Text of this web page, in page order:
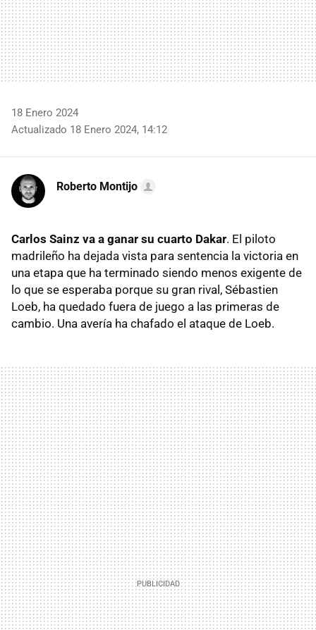
18 Enero 2024
Actualizado 18 Enero 2024, 14:12
Roberto Montijo
Carlos Sainz va a ganar su cuarto Dakar. El piloto
madrileño ha dejada vista para sentencia la victoria en
una etapa que ha terminado siendo menos exigente de
lo que se esperaba porque su gran rival, Sébastien
Loeb, ha quedado fuera de juego a las primeras de
cambio. Una avería ha chafado el ataque de Loeb.